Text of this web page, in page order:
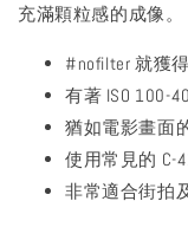
充滿顆粒感的成像。
#nofilter 就獲
有著 ISO 100-
猶如電影畫面
使用常見的 C-
非常適合街拍